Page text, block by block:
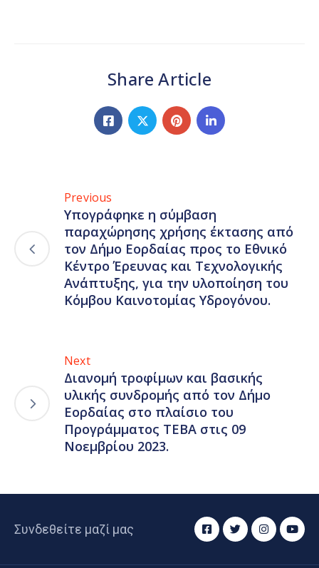
Share Article
Previous
Υπογράφηκε η σύμβαση
παραχώρησης χρήσης έκτασης από
τον Δήμο Εορδαίας προς το Εθνικό
Κέντρο Έρευνας και Τεχνολογικής
Ανάπτυξης, για την υλοποίηση του
Κόμβου Καινοτομίας Υδρογόνου.
Next
Διανομή τροφίμων και βασικής
υλικής συνδρομής από τον Δήμο
Εορδαίας στο πλαίσιο του
Προγράμματος ΤΕΒΑ στις 09
Νοεμβρίου 2023.
Συνδεθείτε μαζί μας